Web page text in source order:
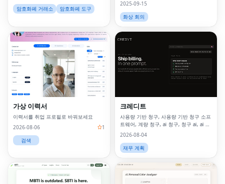
암호화폐 거래소
암호화폐 도구
2025-09-15
화상 회의
가상 이력서
이력서를 취업 프로필로 바꿔보세요
2026-08-06
1
검색
크레디트
사용량 기반 청구, 사용량 기반 청구 소프
트웨어, 계량 청구, ai 청구, 청구 ai, ai 수
익 창출, 소비 기반 가격, 사용량 기반 청
까, u
2026-08-04
재무 계획